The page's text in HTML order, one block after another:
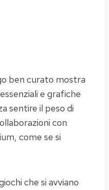
ben curato mostra
e grafiche
sentire il peso di
con
come se si
che si avviano